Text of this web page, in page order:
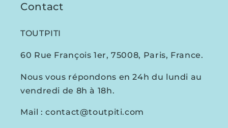
Contact
TOUTPITI
60 Rue François 1er, 75008, Paris, France.
Nous vous répondons en 24h du lundi au
vendredi de 8h à 18h.
Mail : contact@toutpiti.com